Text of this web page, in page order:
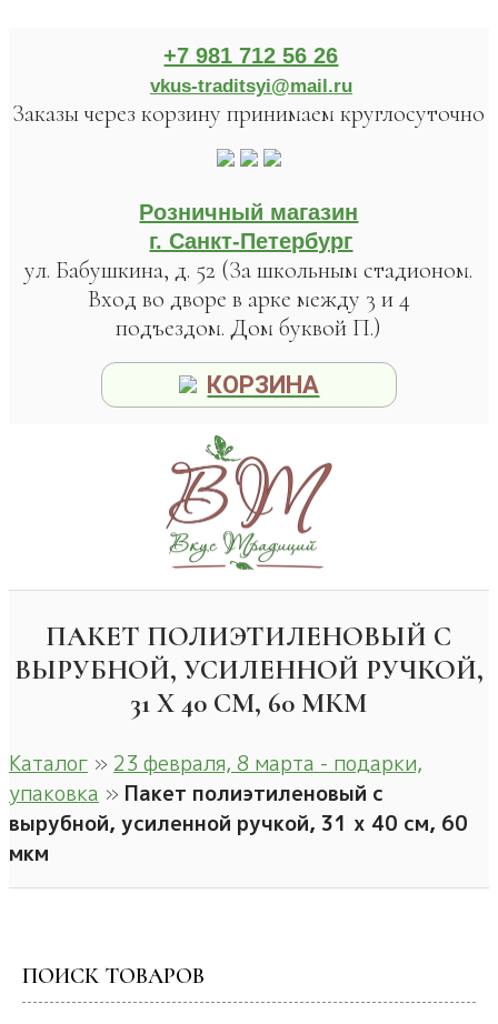
+7 981 712 56 26
vkus-traditsyi@mail.ru
Заказы через корзину принимаем круглосуточно
Розничный магазин
г. Санкт-Петербург
ул. Бабушкина, д. 52 (За школьным стадионом.
Вход во дворе в арке между 3 и 4
подъездом. Дом буквой П.)
КОРЗИНА
ПАКЕТ ПОЛИЭТИЛЕНОВЫЙ С
ВЫРУБНОЙ, УСИЛЕННОЙ РУЧКОЙ,
31 Х 40 СМ, 60 МКМ
Каталог » 23 февраля, 8 марта - подарки,
упаковка » Пакет полиэтиленовый с
вырубной, усиленной ручкой, 31 х 40 см, 60
мкм
ПОИСК ТОВАРОВ